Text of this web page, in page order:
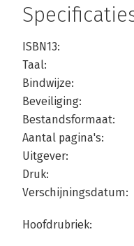
ISBN13:
Taal:
Bindwijze:
Beveiliging:
Bestandsformaat:
Aantal pagina's:
Uitgever:
Druk:
Verschijningsdatum:
Hoofdrubriek: